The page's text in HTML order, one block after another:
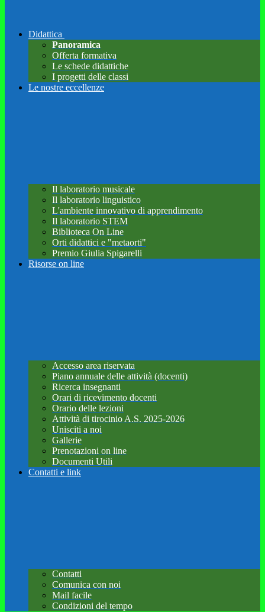
Didattica
Panoramica
Offerta formativa
Le schede didattiche
I progetti delle classi
Le nostre eccellenze
Il laboratorio musicale
Il laboratorio linguistico
L'ambiente innovativo di apprendimento
Il laboratorio STEM
Biblioteca On Line
Orti didattici e "metaorti"
Premio Giulia Spigarelli
Risorse on line
Accesso area riservata
Piano annuale delle attività (docenti)
Ricerca insegnanti
Orari di ricevimento docenti
Orario delle lezioni
Attività di tirocinio A.S. 2025-2026
Unisciti a noi
Gallerie
Prenotazioni on line
Documenti Utili
Contatti e link
Contatti
Comunica con noi
Mail facile
Condizioni del tempo